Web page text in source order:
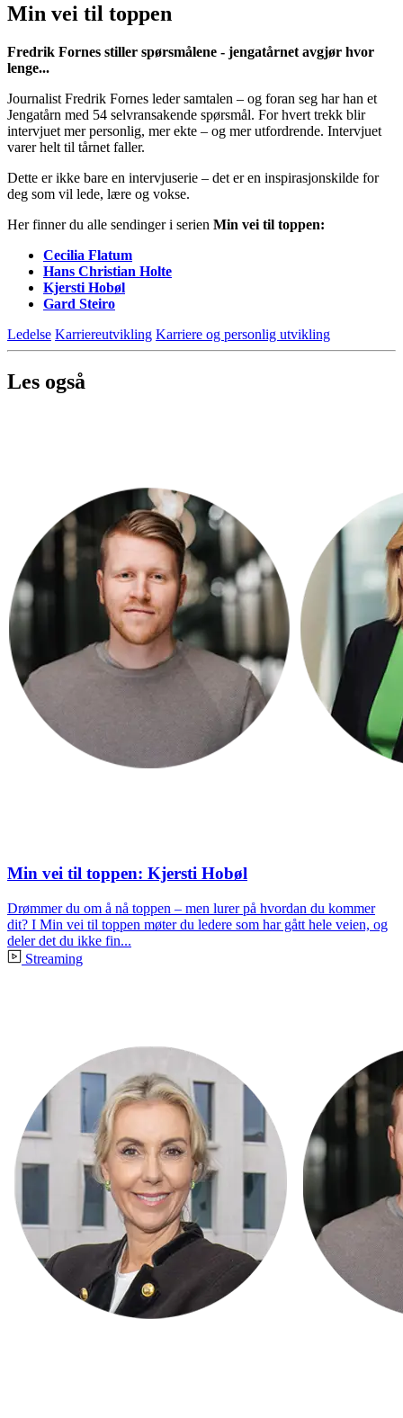
Min vei til toppen
Fredrik Fornes stiller spørsmålene - jengatårnet avgjør hvor
lenge...
Journalist Fredrik Fornes leder samtalen – og foran seg har han et
Jengatårn med 54 selvransakende spørsmål. For hvert trekk blir
intervjuet mer personlig, mer ekte – og mer utfordrende. Intervjuet
varer helt til tårnet faller.
Dette er ikke bare en intervjuserie – det er en inspirasjonskilde for
deg som vil lede, lære og vokse.
Her finner du alle sendinger i serien Min vei til toppen:
Cecilia Flatum
Hans Christian Holte
Kjersti Hobøl
Gard Steiro
Ledelse Karriereutvikling Karriere og personlig utvikling
Les også
Min vei til toppen: Kjersti Hobøl
Drømmer du om å nå toppen – men lurer på hvordan du kommer
dit? I Min vei til toppen møter du ledere som har gått hele veien, og
deler det du ikke fin...
Streaming